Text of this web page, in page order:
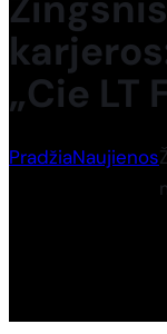
„Cie LT
PradžiaNaujienos